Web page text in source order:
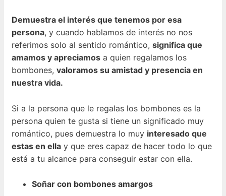
Demuestra el interés que tenemos por esa
persona, y cuando hablamos de interés no nos
referimos solo al sentido romántico, significa que
amamos y apreciamos a quien regalamos los
bombones, valoramos su amistad y presencia en
nuestra vida.
Si a la persona que le regalas los bombones es la
persona quien te gusta si tiene un significado muy
romántico, pues demuestra lo muy interesado que
estas en ella y que eres capaz de hacer todo lo que
está a tu alcance para conseguir estar con ella.
Soñar con bombones amargos